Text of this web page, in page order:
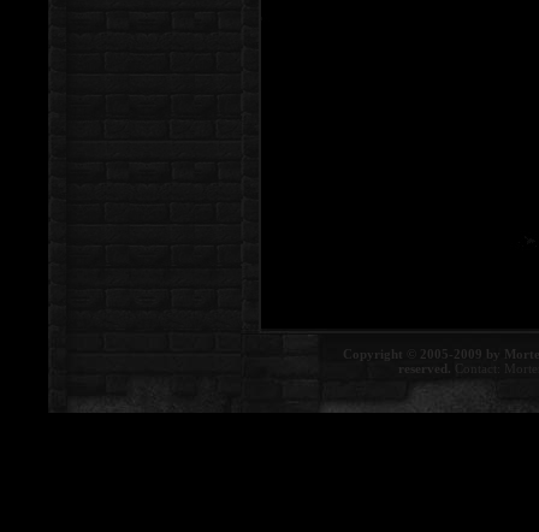
Copyright © 2005-2009 by
reserved. Contact: